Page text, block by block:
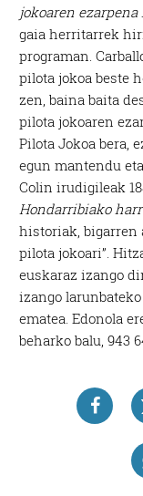
jokoaren
gaia herritarrek
programan.
pilota jokoa beste
zen, baina baita
pilota jokoaren
Pilota Jokoa bera,
egun mantendu
Colin irudigileak
Hondarribiako
historiak, bigarren
pilota jokoari”.
euskaraz izango
izango
ematea. Edonola
beharko balu, 943